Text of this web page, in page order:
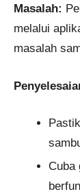
Masalah:
melalui
masalah
Cuba